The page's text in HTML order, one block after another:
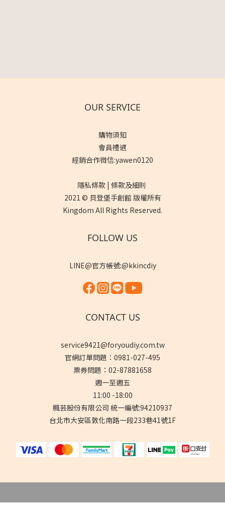
OUR SERVICE
購物須知
會員禮遇
經銷合作微信:yawen0120
隱私條款 | 條款及細則
2021 © 貝登堡手創館 版權所有
Kingdom All Rights Reserved.
FOLLOW US
LINE@官方帳號:@kkincdiy
CONTACT US
service9421@foryoudiy.com.tw
官網訂單問題：0981-027-495
票券問題：02-87881658
週一至週五
11:00 -18:00
楓芸股份有限公司 統一編號:94210937
台北市大安區敦化南路一段233巷41號1F